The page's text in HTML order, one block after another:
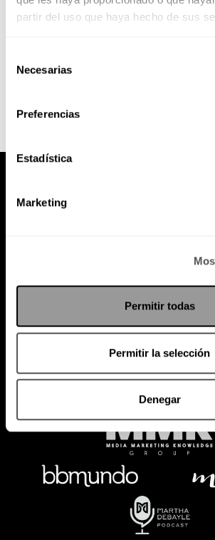
partir del uso que haya hecho de sus
Necesarias
Preferencias
Estadística
Marketing
Permitir todas
Permitir la selección
Denegar
ayuda a entender...
Política de Privacidad
PODCAST RADIO MARTHA
SACA TU ID